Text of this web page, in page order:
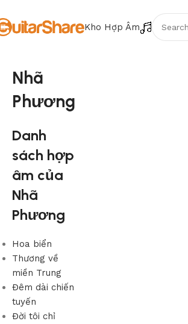
Kho Hợp Âm
Nhã
Phương
Danh
sách hợp
âm của
Nhã
Phương
Hoa biển
Thương về
miền Trung
Đêm dài chiến
tuyến
Đời tôi chỉ